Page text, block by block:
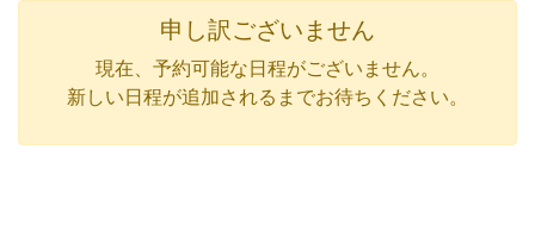
申し訳ございません
現在、予約可能な日程がございません。
新しい日程が追加されるまでお待ちください。